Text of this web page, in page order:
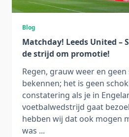
Blog
Matchday! Leeds United –
de strijd om promotie!
Regen, grauw weer en
bekennen; het is geen
constatering als je in
voetbalwedstrijd gaat
hebben wij dat ook mogen
was ...